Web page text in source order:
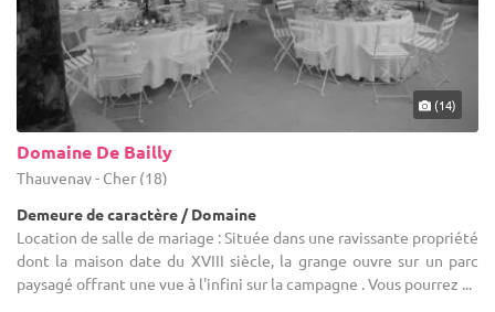
(14)
Domaine De Bailly
Thauvenay - Cher (18)
Demeure de caractère / Domaine
Location de salle de mariage : Située dans une ravissante propriété
dont la maison date du XVIII siècle, la grange ouvre sur un parc
paysagé offrant une vue à l'infini sur la campagne . Vous pourrez ...